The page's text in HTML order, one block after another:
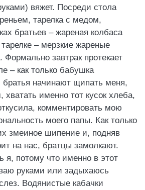
вяжет. Посреди стола
тарелка с медом,
братьев – жареная колбаса
– мерзкие жареные
Формально завтрак протекает
– как только бабушка
братья начинают щипать меня,
хватать именно тот кусок хлеба,
комментировать мою
моего папы. Как только
змеиное шипение и, подняв
на нас, братцы замолкают.
я, потому что именно в этот
руками или задыхаюсь
Водянистые кабачки